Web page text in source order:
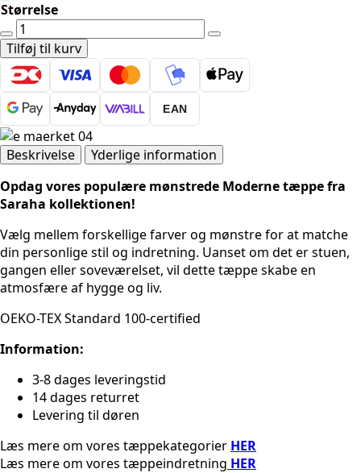
Størrelse
Sahara
tæppe
-
1113
Sølv
antal
Tilføj til kurv
EAN
Beskrivelse
Yderlige information
Opdag vores populære mønstrede Moderne tæppe fra
Saraha kollektionen!
Vælg mellem forskellige farver og mønstre for at matche
din personlige stil og indretning. Uanset om det er stuen,
gangen eller soveværelset, vil dette tæppe skabe en
atmosfære af hygge og liv.
OEKO-TEX Standard 100-certified
Information:
3-8 dages leveringstid
14 dages returret
Levering til døren
Læs mere om vores tæppekategorier HER
Læs mere om vores tæppeindretning HER